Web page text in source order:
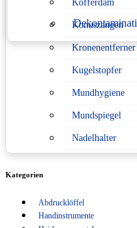
Kofferdam
Konuszangen
Kronenentferner
Kugelstopfer
Mundhygiene
Mundspiegel
Nadelhalter
Scheren
Kategorien
Abdrucklöffel
Handinstrumente